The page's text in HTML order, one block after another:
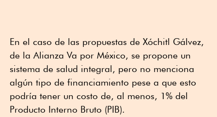
En el caso de las propuestas de Xóchitl Gálvez,
de la Alianza Va por México, se propone un
sistema de salud integral, pero no menciona
algún tipo de financiamiento pese a que esto
podría tener un costo de, al menos, 1% del
Producto Interno Bruto (PIB).